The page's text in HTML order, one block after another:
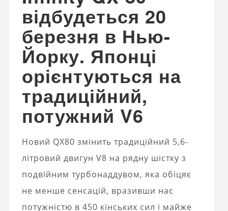
відбудеться 20
березня в Нью-
Йорку. Японці
орієнтуються на
традиційний,
потужний V6
Новий QX80 змінить традиційний 5,6-
літровий двигун V8 на рядну шістку з
подвійним турбонаддувом, яка обіцяє
не менше сенсацій, вразивши нас
потужністю в 450 кінських сил і майже